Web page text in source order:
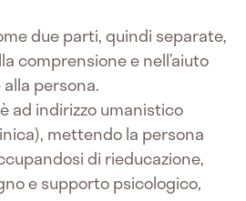
due parti, quindi separate,
comprensione e nell’aiuto
persona.
ad indirizzo umanistico
mettendo la persona
di rieducazione,
e supporto psicologico,